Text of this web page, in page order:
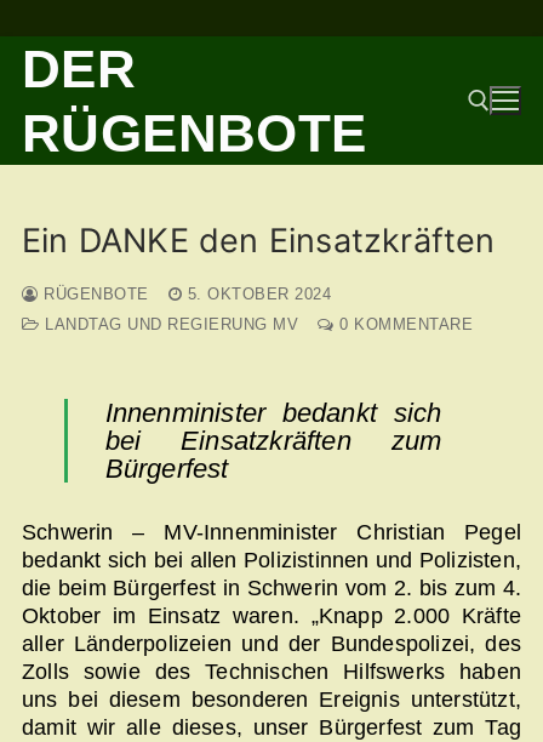
Zum
Inhalt
springen
DER
RÜGENBOTE
Ein DANKE den Einsatzkräften
RÜGENBOTE
5. OKTOBER 2024
LANDTAG UND REGIERUNG MV
0 KOMMENTARE
Innenminister bedankt sich
bei Einsatzkräften zum
Bürgerfest
Schwerin – MV-Innenminister Christian Pegel
bedankt sich bei allen Polizistinnen und Polizisten,
die beim Bürgerfest in Schwerin vom 2. bis zum 4.
Oktober im Einsatz waren. „Knapp 2.000 Kräfte
aller Länderpolizeien und der Bundespolizei, des
Zolls sowie des Technischen Hilfswerks haben
uns bei diesem besonderen Ereignis unterstützt,
damit wir alle dieses, unser Bürgerfest zum Tag